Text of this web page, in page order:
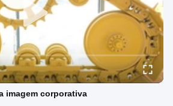
imagem corporativa